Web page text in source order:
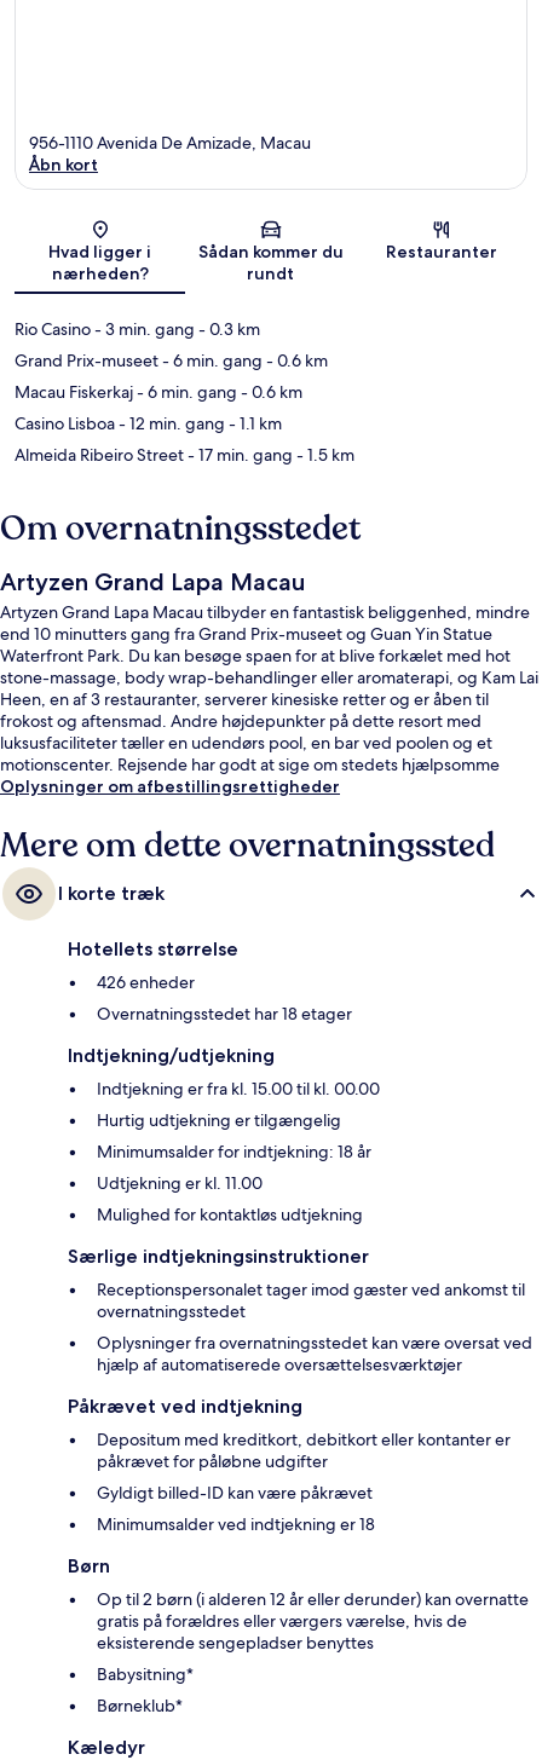
Kort
956-1110 Avenida De Amizade, Macau
Åbn kort
Hvad ligger i
nærheden?
Sådan kommer du
rundt
Restauranter
Rio Casino- 3 min. gang - 0.3 km
Grand Prix-museet- 6 min. gang - 0.6 km
Macau Fiskerkaj- 6 min. gang - 0.6 km
Casino Lisboa- 12 min. gang - 1.1 km
Almeida Ribeiro Street- 17 min. gang - 1.5 km
Om overnatningsstedet
Artyzen Grand Lapa Macau
Artyzen Grand Lapa Macau tilbyder en fantastisk beliggenhed, mindre
end 10 minutters gang fra Grand Prix-museet og Guan Yin Statue
Waterfront Park. Du kan besøge spaen for at blive forkælet med hot
stone-massage, body wrap-behandlinger eller aromaterapi, og Kam Lai
Heen, en af 3 restauranter, serverer kinesiske retter og er åben til
frokost og aftensmad. Andre højdepunkter på dette resort med
luksusfaciliteter tæller en udendørs pool, en bar ved poolen og et
motionscenter. Rejsende har godt at sige om stedets hjælpsomme
personale og beliggenhed.
Oplysninger om afbestillingsrettigheder
Mere om dette overnatningssted
I korte træk
Hotellets størrelse
426 enheder
Overnatningsstedet har 18 etager
Indtjekning/udtjekning
Indtjekning er fra kl. 15.00 til kl. 00.00
Hurtig udtjekning er tilgængelig
Minimumsalder for indtjekning: 18 år
Udtjekning er kl. 11.00
Mulighed for kontaktløs udtjekning
Særlige indtjekningsinstruktioner
Receptionspersonalet tager imod gæster ved ankomst til
overnatningsstedet
Oplysninger fra overnatningsstedet kan være oversat ved
hjælp af automatiserede oversættelsesværktøjer
Påkrævet ved indtjekning
Depositum med kreditkort, debitkort eller kontanter er
påkrævet for påløbne udgifter
Gyldigt billed-ID kan være påkrævet
Minimumsalder ved indtjekning er 18
Børn
Op til 2 børn (i alderen 12 år eller derunder) kan overnatte
gratis på forældres eller værgers værelse, hvis de
eksisterende sengepladser benyttes
Babysitning*
Børneklub*
Kæledyr